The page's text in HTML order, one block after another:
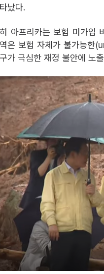
났다.
아프리카는 보험 미가입
은 보험 자체가 불가능한
가 극심한 재정 불안에 노